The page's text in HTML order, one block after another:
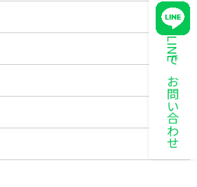
LINEでお問い合わせ